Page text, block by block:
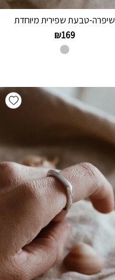
שיפרה-טבעת שפירית מיוחדת
₪169